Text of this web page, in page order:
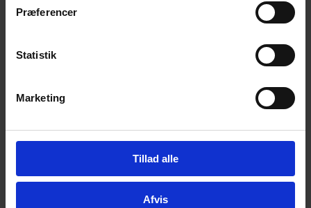
Præferencer
Statistik
Marketing
Tillad alle
Afvis